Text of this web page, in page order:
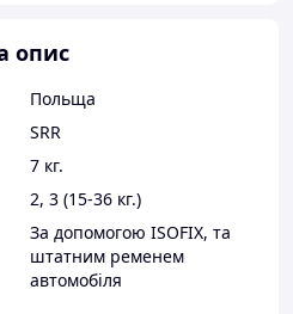
опис
Польща
SRR
7 кг.
2, 3 (15-36 кг.)
За допомогою ISOFIX, та
штатним ременем
автомобіля